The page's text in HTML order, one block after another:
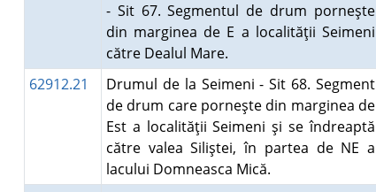
- Sit 67. Segmentul de drum porneşte
din marginea de E a localităţii Seimeni
către Dealul Mare.
62912.21
Drumul de la Seimeni - Sit 68. Segment
de drum care porneşte din marginea de
Est a localităţii Seimeni şi se îndreaptă
către valea Siliştei, în partea de NE a
lacului Domneasca Mică.